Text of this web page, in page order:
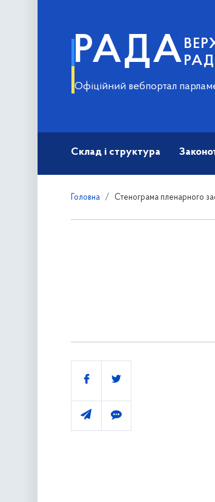
РАДА
Офіційний вебпортал
Склад і структура
Головна Стенограма пленарного
Поділитись